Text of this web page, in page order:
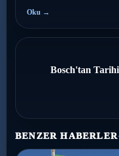
Oku →
Bosch'tan
BENZER HABERLER